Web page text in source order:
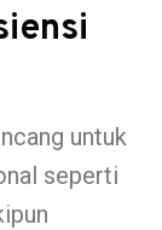
untuk
seperti